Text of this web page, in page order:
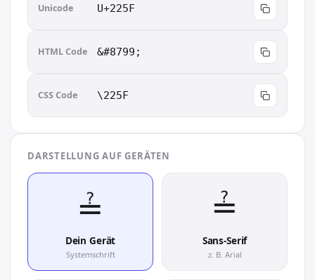
Unicode U+225F
HTML Code &#8799;
CSS Code \225F
DARSTELLUNG AUF GERÄTEN
≟︎
Dein Gerät
Systemschrift
≟︎
Sans-Serif
z. B. Arial